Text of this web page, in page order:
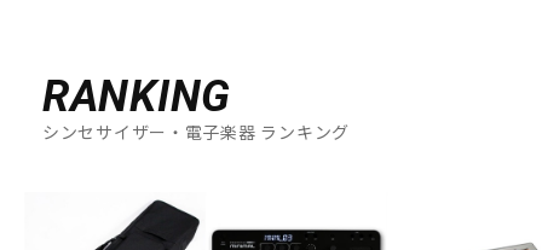
中古
RANKING
シンセサイザー・電子楽器 ランキング